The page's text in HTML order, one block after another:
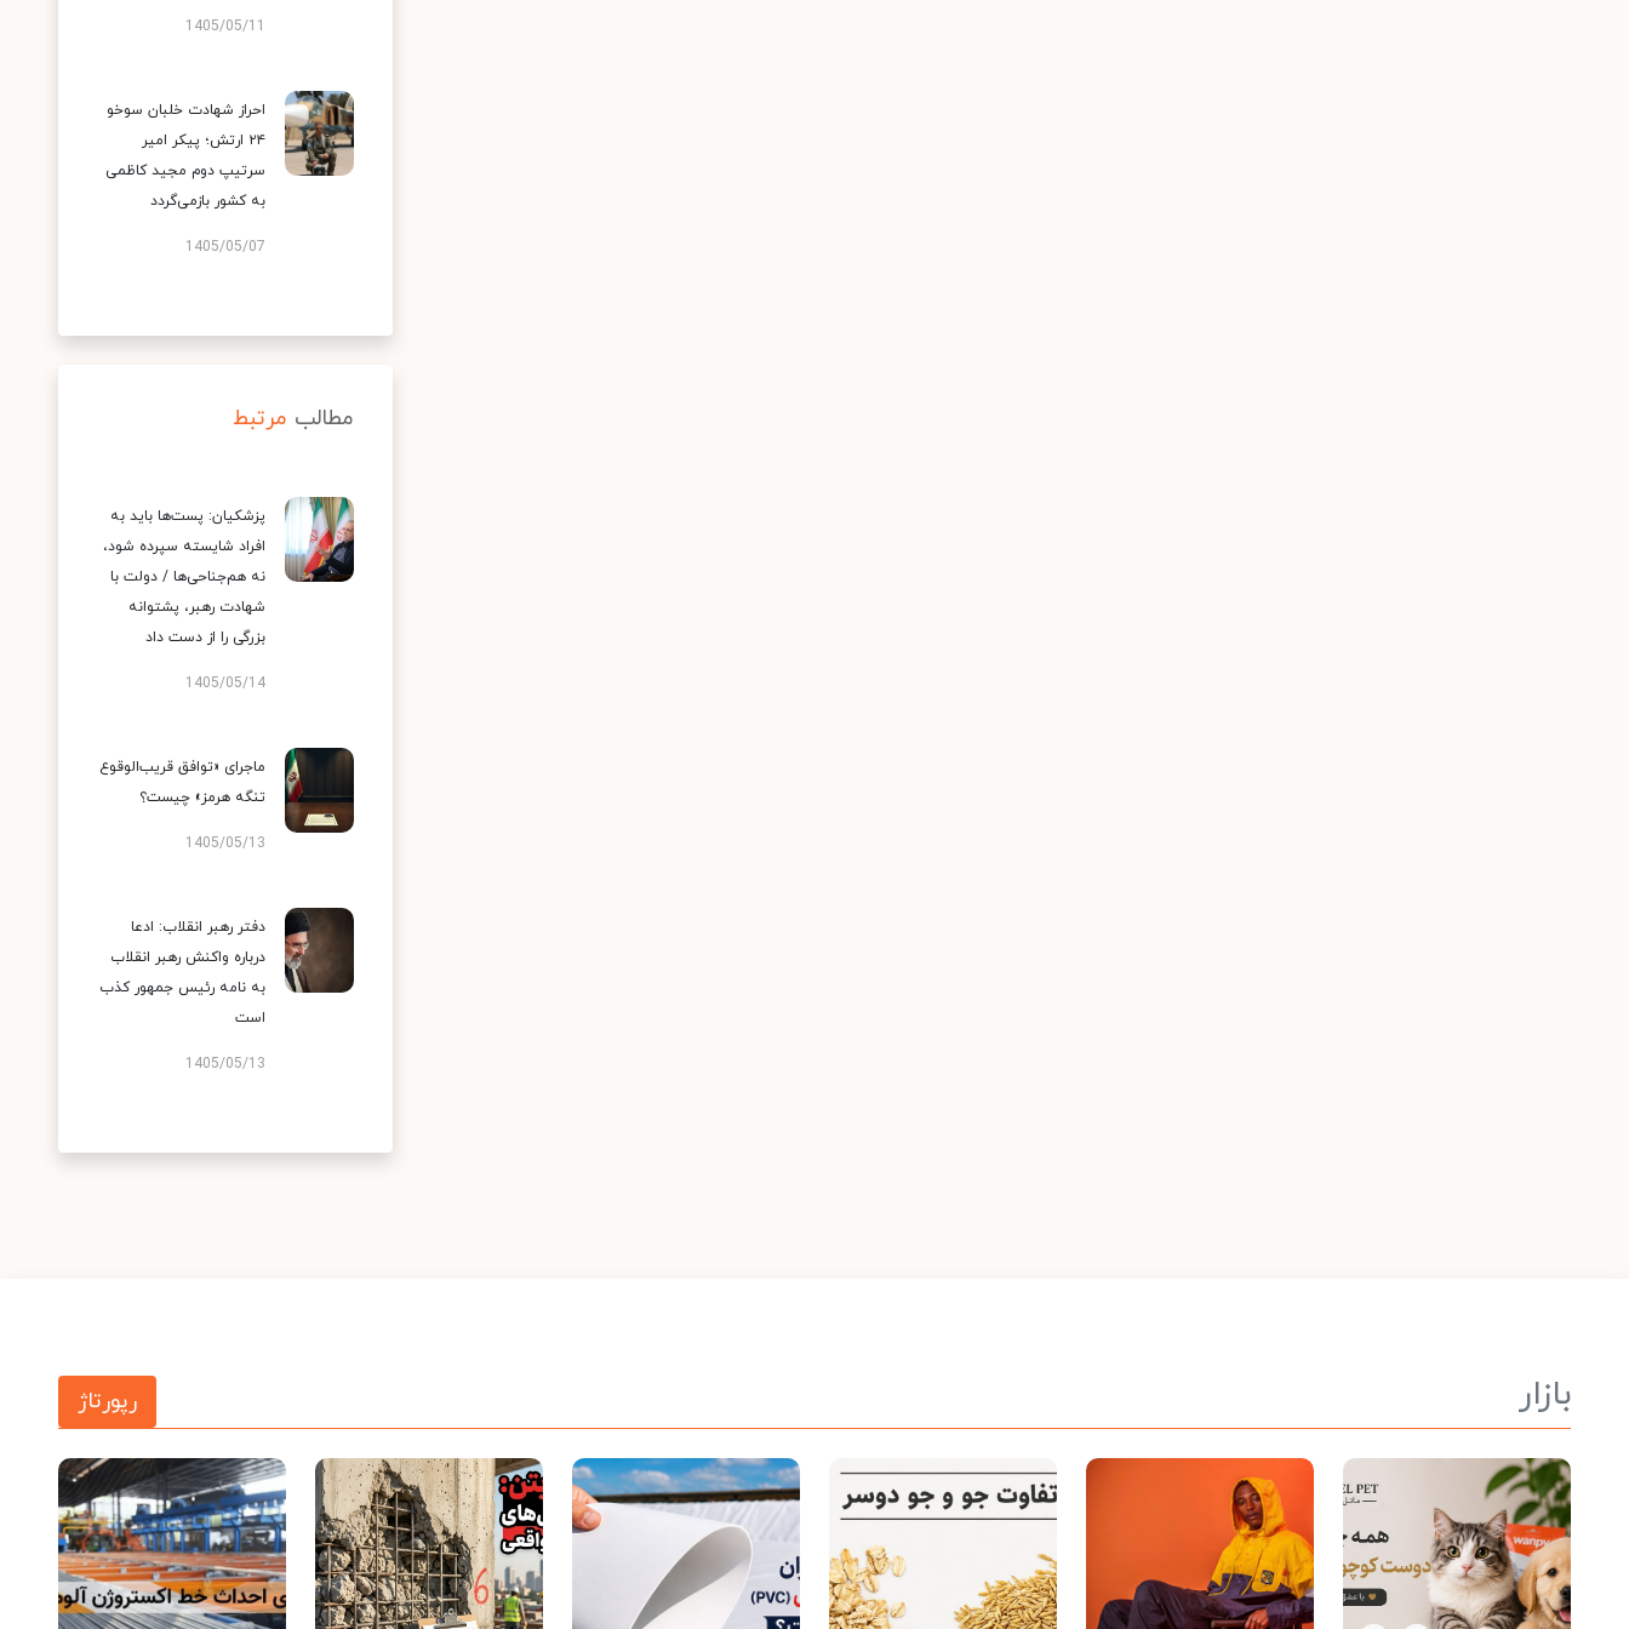
1405/05/11
احراز شهادت خلبان سوخو
۲۴ ارتش؛ پیکر امیر
سرتیپ دوم مجید کاظمی
به کشور بازمی‌گردد
1405/05/07
مطالب مرتبط
پزشکیان: پست‌ها باید به
افراد شایسته سپرده شود،
نه هم‌جناحی‌ها / دولت با
شهادت رهبر، پشتوانه
بزرگی را از دست داد
1405/05/14
ماجرای «توافق قریب‌الوقوع
تنگه هرمز» چیست؟
1405/05/13
دفتر رهبر انقلاب: ادعا
درباره واکنش رهبر انقلاب
به نامه رئیس جمهور کذب
است
1405/05/13
بازار رپورتاژ